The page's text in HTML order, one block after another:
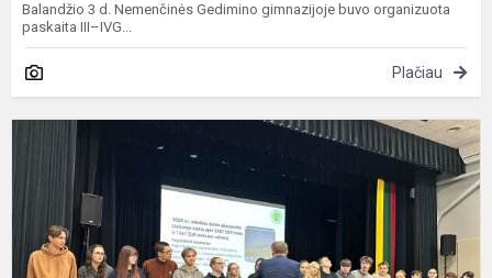
Balandžio 3 d. Nemenčinės Gedimino gimnazijoje buvo organizuota
paskaita III–IVG...
Plačiau